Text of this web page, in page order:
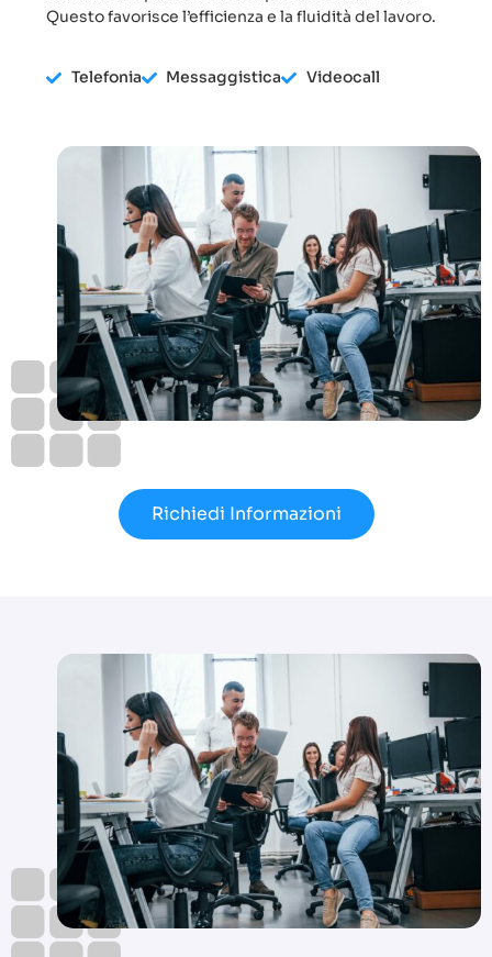
Questo favorisce l’efficienza e la fluidità del lavoro.
Telefonia Messaggistica Videocall
Richiedi Informazioni